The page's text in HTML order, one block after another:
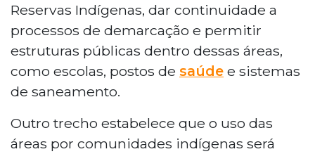
Reservas Indígenas, dar continuidade a
processos de demarcação e permitir
estruturas públicas dentro dessas áreas,
como escolas, postos de saúde e sistemas
de saneamento.
Outro trecho estabelece que o uso das
áreas por comunidades indígenas será